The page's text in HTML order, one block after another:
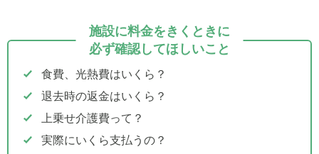
施設に料金をきくときに
必ず確認してほしいこと
食費、光熱費はいくら？
退去時の返金はいくら？
上乗せ介護費って？
実際にいくら支払うの？